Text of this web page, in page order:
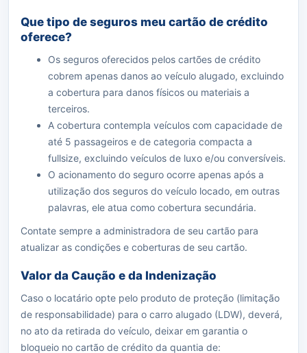
Que tipo de seguros meu cartão de crédito
oferece?
Os seguros oferecidos pelos cartões de crédito
cobrem apenas danos ao veículo alugado, excluindo
a cobertura para danos físicos ou materiais a
terceiros.
A cobertura contempla veículos com capacidade de
até 5 passageiros e de categoria compacta a
fullsize, excluindo veículos de luxo e/ou conversíveis.
O acionamento do seguro ocorre apenas após a
utilização dos seguros do veículo locado, em outras
palavras, ele atua como cobertura secundária.
Contate sempre a administradora de seu cartão para
atualizar as condições e coberturas de seu cartão.
Valor da Caução e da Indenização
Caso o locatário opte pelo produto de proteção (limitação
de responsabilidade) para o carro alugado (LDW), deverá,
no ato da retirada do veículo, deixar em garantia o
bloqueio no cartão de crédito da quantia de: